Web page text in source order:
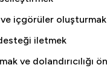
içgörüler oluşturmak
iletmek
ve dolandırıcılığı